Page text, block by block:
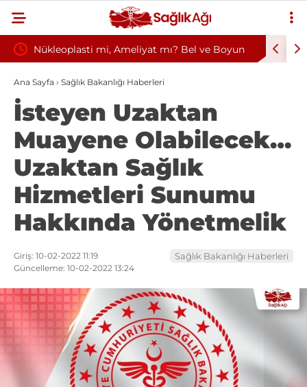
Alım Nükleoplasti mi, Ameliyat mı? Bel ve Boyun
Fıtığında Doğru Tedavi Seçimi
Kültür
Ana Sayfa › Sağlık Bakanlığı Haberleri
İsteyen Uzaktan
Muayene Olabilecek…
Uzaktan Sağlık
Hizmetleri Sunumu
Hakkında Yönetmelik
Giriş: 10-02-2022 11:19
Güncelleme: 10-02-2022 13:24
Sağlık Bakanlığı Haberleri